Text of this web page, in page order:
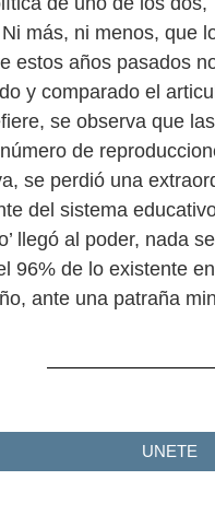
más, ni menos, que
estos años pasados
y comparado el
se observa que
de
se perdió una
del sistema
llegó al poder, nada
96% de lo existente
ante una patraña
UNETE